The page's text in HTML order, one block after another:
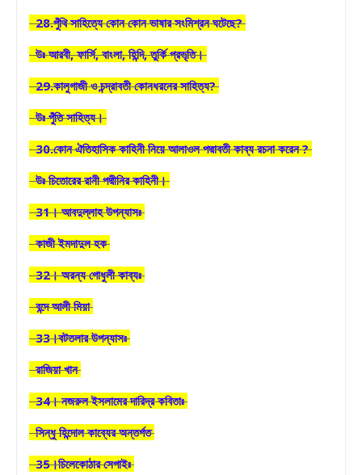
28.পুঁথি সাহিত্যে কোন কোন ভাষার সংমিশ্রন ঘটেছে?
উঃ আরবী, ফার্সি, বাংলা, হিন্দি, তুর্কি প্রভৃতি।
29.কালুগাজী ও চন্দ্রাবতী কোনধরনের সাহিত্য?
উঃ পুঁতি সাহিত্য।
30.কোন ঐতিহাসিক কাহিনী নিয়ে আলাওল পদ্মাবতী কাব্য রচনা করেন ?
উঃ চিতোরের রানী পদ্মীনির কাহিনী।
31। আবদুল্লাহ উপন্যাসঃ
কাজী ইমদাদুল হক
32। অরন্য গোধুলী কাব্যঃ
বন্দে আলী মিয়া
33।বটতলার উপন্যাসঃ
রাজিয়া খান
34। নজরুল ইসলামের দারিদ্র কবিতাঃ
সিন্ধু হিন্দোল কাব্যের অন্তর্গত
35।চিলেকোঠার সেপাইঃ